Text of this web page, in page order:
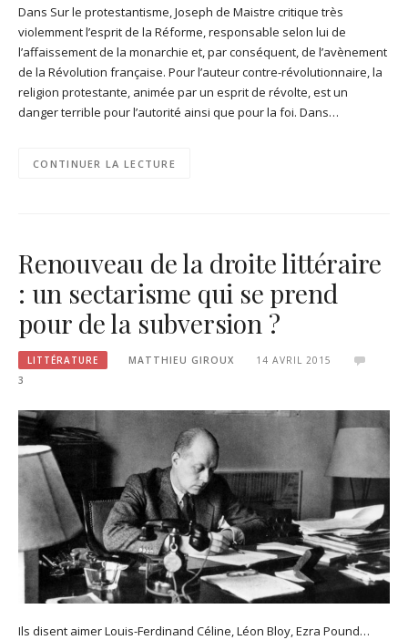
Dans Sur le protestantisme, Joseph de Maistre critique très
violemment l’esprit de la Réforme, responsable selon lui de
l’affaissement de la monarchie et, par conséquent, de l’avènement
de la Révolution française. Pour l’auteur contre-révolutionnaire, la
religion protestante, animée par un esprit de révolte, est un
danger terrible pour l’autorité ainsi que pour la foi. Dans…
CONTINUER LA LECTURE
Renouveau de la droite littéraire
: un sectarisme qui se prend
pour de la subversion ?
LITTÉRATURE MATTHIEU GIROUX
14 AVRIL 2015
3
Ils disent aimer Louis-Ferdinand Céline, Léon Bloy, Ezra Pound…